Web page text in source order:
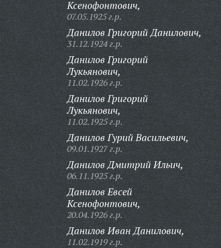
Ксенофонтович,
07.05.1925 г.р.
Данилов Григорий Данилович,
31.12.1924 г.р.
Данилов Григорий
Лукьянович,
11.02.1926 г.р.
Данилов Григорий
Лукьянович,
11.02.1925 г.р.
Данилов Гурий Васильевич,
09.01.1927 г.р.
Данилов Дмитрий Ильич,
06.11.1925 г.р.
Данилов Евсей
Ксенофонтович,
20.04.1926 г.р.
Данилов Иван Данилович,
11.02.1919 г.р.